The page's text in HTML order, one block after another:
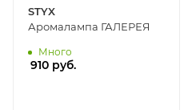
STYX
Аромалампа ГАЛЕРЕЯ
Много
910 руб.